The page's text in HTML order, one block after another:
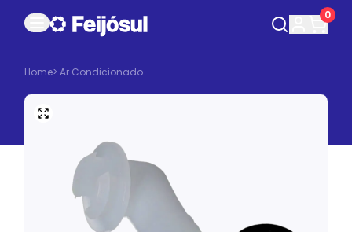
0
Home>Ar Condicionado